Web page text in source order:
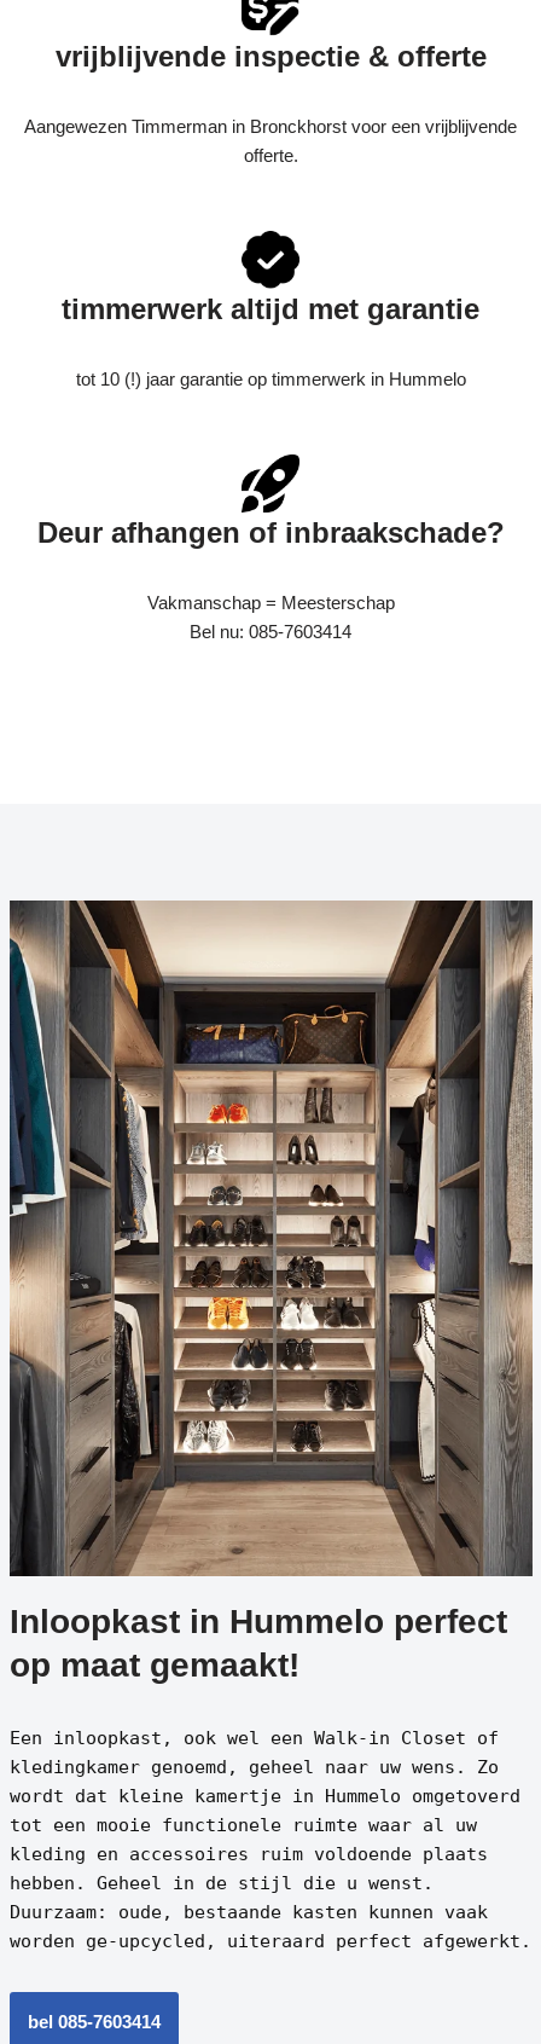
vrijblijvende inspectie & offerte
Aangewezen Timmerman in Bronckhorst voor een vrijblijvende
offerte.
timmerwerk altijd met garantie
tot 10 (!) jaar garantie op timmerwerk in Hummelo
Deur afhangen of inbraakschade?
Vakmanschap = Meesterschap
Bel nu: 085-7603414
Inloopkast in Hummelo perfect
op maat gemaakt!
Een inloopkast, ook wel een Walk-in Closet of
kledingkamer genoemd, geheel naar uw wens. Zo
wordt dat kleine kamertje in Hummelo omgetoverd
tot een mooie functionele ruimte waar al uw
kleding en accessoires ruim voldoende plaats
hebben. Geheel in de stijl die u wenst.
Duurzaam: oude, bestaande kasten kunnen vaak
worden ge-upcycled, uiteraard perfect afgewerkt.
bel 085-7603414